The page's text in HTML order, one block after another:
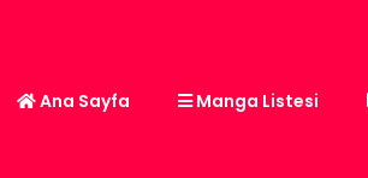
Ana Sayfa Manga Listesi